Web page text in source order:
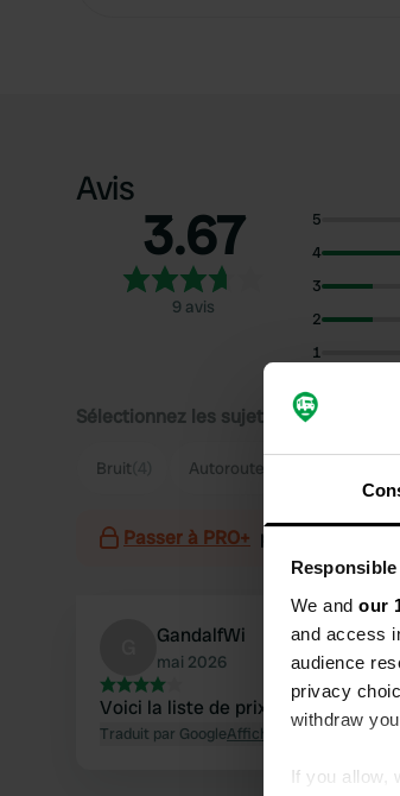
We and our
and access
audience
privacy
withdraw
If you allow,
Avis
3.67
9 avis
5
4
3
2
1
Sélectionnez les sujets pour lire les
Bruit Autoroute
Passer à PRO+ pour l'utilisation
GandalfWi
mai 2026
Voici la liste de prix actuelle pour
Traduit par GoogleAfficher l'original